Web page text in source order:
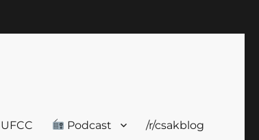
UFCC Podcast /r/csakblog